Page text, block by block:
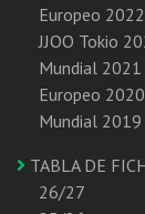
Europeo 2022
JJOO Tokio
Mundial 2021
Europeo 2020
Mundial 2019
TABLA DE
26/27